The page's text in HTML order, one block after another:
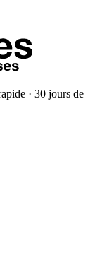
· 30 jours de